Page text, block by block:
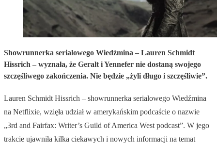
Showrunnerka serialowego Wiedźmina – Lauren Schmidt
Hissrich – wyznała, że Geralt i Yennefer nie dostaną swojego
szczęśliwego zakończenia. Nie będzie „żyli długo i szczęśliwie”.
Lauren Schmidt Hissrich – showrunnerka serialowego Wiedźmina
na Netflixie, wzięła udział w amerykańskim podcaście o nazwie
„3rd and Fairfax: Writer’s Guild of America West podcast”. W jego
trakcie ujawniła kilka ciekawych i nowych informacji na temat